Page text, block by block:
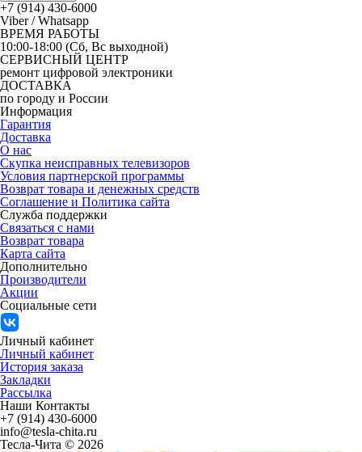
+7 (914) 430-6000
Viber / Whatsapp
ВРЕМЯ РАБОТЫ
10:00-18:00 (Сб, Вс выходной)
СЕРВИСНЫЙ ЦЕНТР
ремонт цифровой электроники
ДОСТАВКА
по городу и России
Информация
Гарантия
Доставка
О нас
Скупка неисправных телевизоров
Условия партнерской программы
Возврат товара и денежных средств
Соглашение и Политика сайта
Служба поддержки
Связаться с нами
Возврат товара
Карта сайта
Дополнительно
Производители
Акции
Социальные сети
Личный кабинет
Личный кабинет
История заказа
Закладки
Рассылка
Наши Контакты
+7 (914) 430-6000
info@tesla-chita.ru
Тесла-Чита © 2026